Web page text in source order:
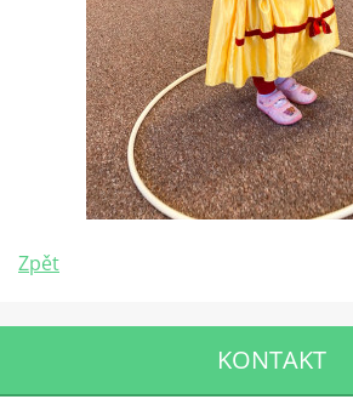
Zpět
KONTAKT